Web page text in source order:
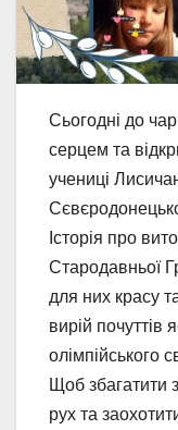
Сьогодні до
серцем та
учениці
Історія про
Стародавньої
для них красу
вирій почуттів
олімпійського
Щоб збагатити
рух та